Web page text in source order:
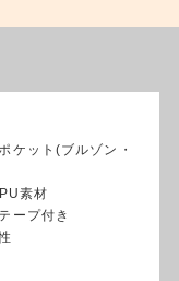
ケット(ブルゾン・
素材
ープ付き